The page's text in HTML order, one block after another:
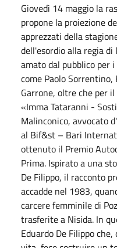
Giovedì 14 maggio la
propone la proiezione
apprezzati della
dell'esordio alla regia
amato dal pubblico per
come Paolo
Garrone, oltre che per
«Imma Tataranni -
Malinconico, avvocato
al Bif&st – Bari
ottenuto il Premio
Prima. Ispirato a una
De Filippo, il racconto
accadde nel 1983,
carcere femminile di
trasferite a Nisida. In
Eduardo De Filippo